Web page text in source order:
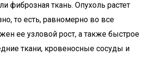
фиброзная ткань. Опухоль растет
то есть, равномерно во все
ее узловой рост, а также быстрое
ткани, кровеносные сосуды и